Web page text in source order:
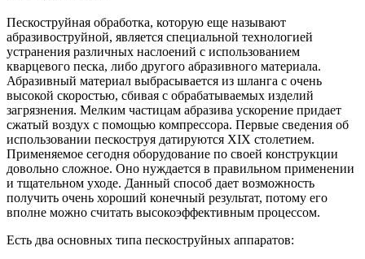
Пескоструйная обработка, которую еще называют
абразивоструйной, является специальной технологией
устранения различных наслоений с использованием
кварцевого песка, либо другого абразивного материала.
Абразивный материал выбрасывается из шланга с очень
высокой скоростью, сбивая с обрабатываемых изделий
загрязнения. Мелким частицам абразива ускорение придает
сжатый воздух с помощью компрессора. Первые сведения об
использовании пескоструя датируются XIX столетием.
Применяемое сегодня оборудование по своей конструкции
довольно сложное. Оно нуждается в правильном применении
и тщательном уходе. Данный способ дает возможность
получить очень хороший конечный результат, потому его
вполне можно считать высокоэффективным процессом.
Есть два основных типа пескоструйных аппаратов: